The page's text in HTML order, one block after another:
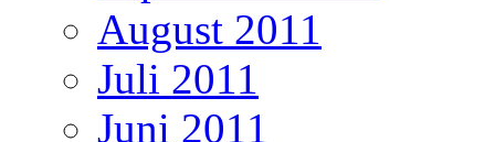
August 2011
Juli 2011
Juni 2011